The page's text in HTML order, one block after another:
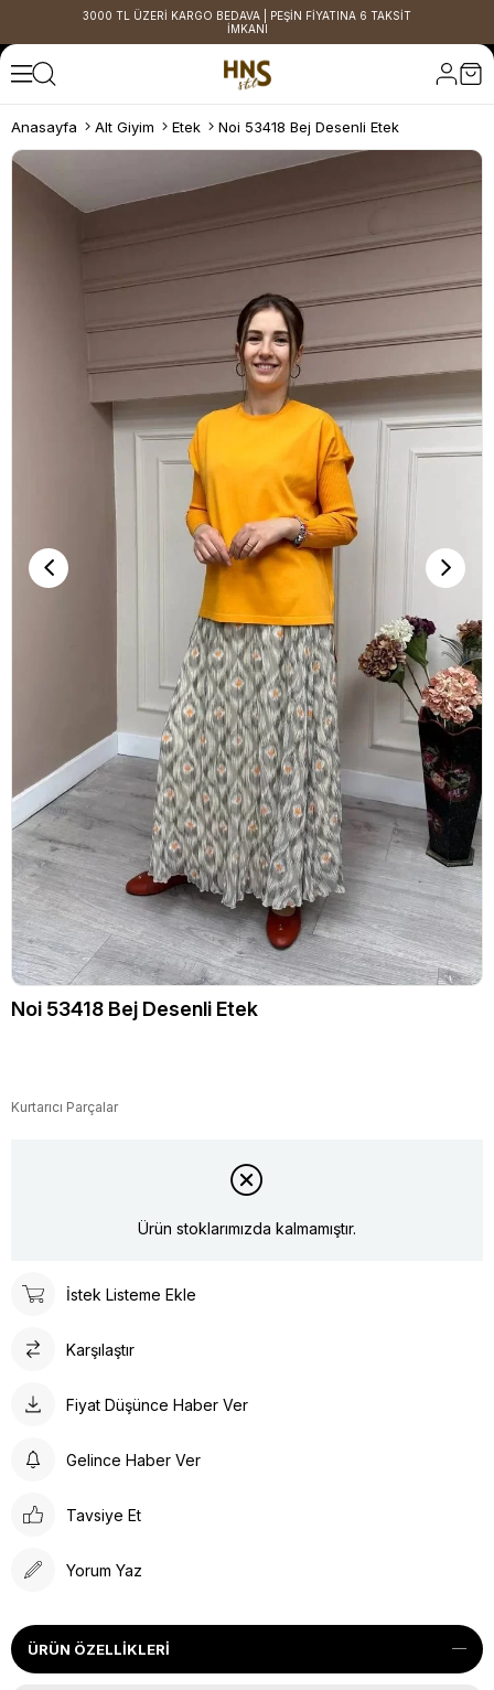
3000 TL ÜZERİ KARGO BEDAVA | PEŞİN FİYATINA 6 TAKSİT
İMKANI
Anasayfa Alt Giyim Etek Noi 53418 Bej Desenli Etek
Noi 53418 Bej Desenli Etek
Kurtarıcı Parçalar
Ürün stoklarımızda kalmamıştır.
İstek Listeme Ekle
Karşılaştır
Fiyat Düşünce Haber Ver
Gelince Haber Ver
Tavsiye Et
Yorum Yaz
ÜRÜN ÖZELLIKLERI